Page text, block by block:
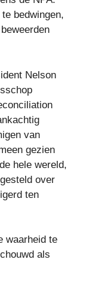
bedwingen,
Nelson
van
gezien
hele wereld,
over
ten
waarheid te
als